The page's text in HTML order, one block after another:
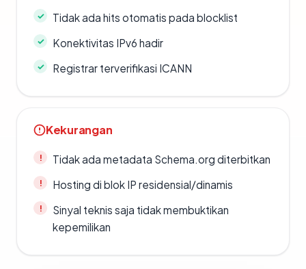
Tidak ada hits otomatis pada blocklist
Konektivitas IPv6 hadir
Registrar terverifikasi ICANN
Kekurangan
Tidak ada metadata Schema.org diterbitkan
Hosting di blok IP residensial/dinamis
Sinyal teknis saja tidak membuktikan
kepemilikan